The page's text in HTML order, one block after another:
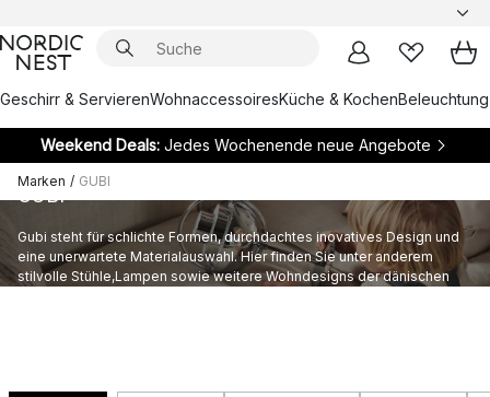
Geschirr & ServierenWohnaccessoiresKüche & KochenBeleuchtung
Weekend Deals:Jedes Wochenende neue Angebote
Marken / GUBI
GUBI
Gubi steht für schlichte Formen, durchdachtes inovatives Design und
eine unerwartete Materialauswahl. Hier finden Sie unter anderem
stilvolle Stühle,Lampen sowie weitere Wohndesigns der dänischen